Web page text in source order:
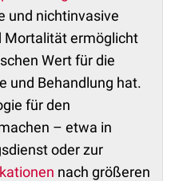
und nichtinvasive
Mortalität ermöglicht
Wert für die
und Behandlung hat.
für den
– etwa in
oder zur
nach größeren